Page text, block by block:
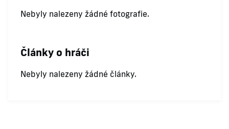
Nebyly nalezeny žádné fotografie.
Články o hráči
Nebyly nalezeny žádné články.